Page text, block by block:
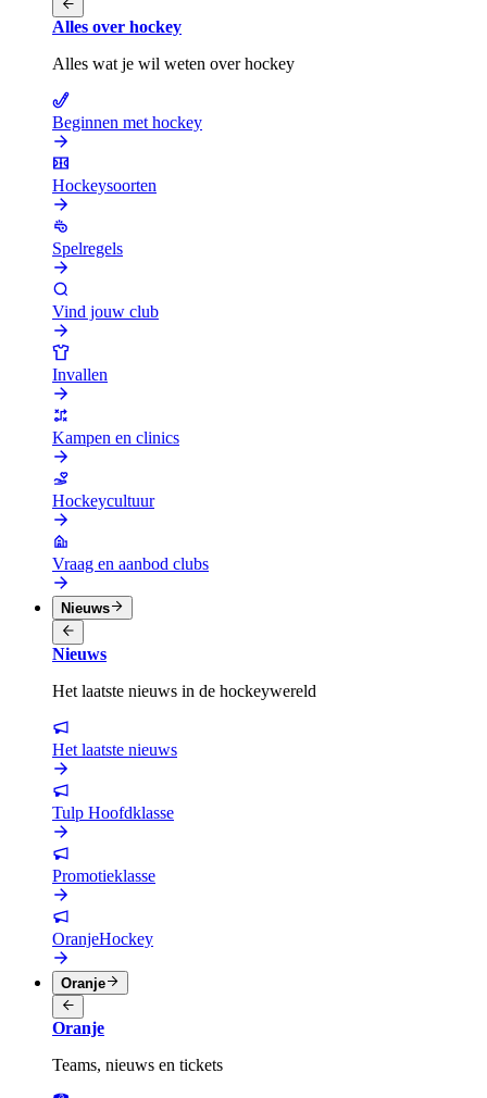
Alles over hockey
Alles wat je wil weten over hockey
Beginnen met hockey
Hockeysoorten
Spelregels
Vind jouw club
Invallen
Kampen en clinics
Hockeycultuur
Vraag en aanbod clubs
Nieuws
Nieuws
Het laatste nieuws in de hockeywereld
Het laatste nieuws
Tulp Hoofdklasse
Promotieklasse
OranjeHockey
Oranje
Oranje
Teams, nieuws en tickets